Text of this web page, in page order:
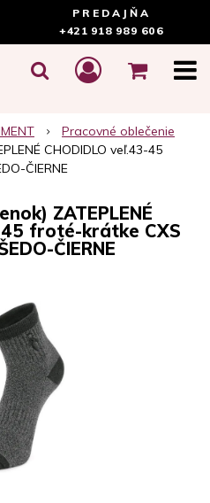
PREDAJŇA
+421 918 989 606
Pracovné oblečenie
CHODIDLO veľ.43-45
ČIERNE
ZATEPLENÉ
45 froté-krátke CXS
ČIERNE